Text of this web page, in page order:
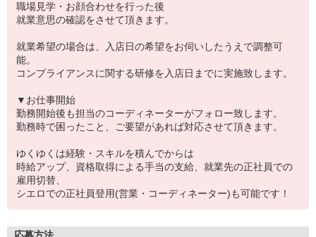
職場見学・お顔合わせを行った後
就業意思の確認をさせて頂きます。
就業希望の場合は、入店日の希望をお伺いしたうえで調整可
能。
コンプライアンスに関する研修を入店日までに実施致します。
▼お仕事開始
勤務開始後も担当のコーディネーターがフォロー致します。
勤務時で困ったこと、ご要望があれば対応させて頂きます。
ゆくゆくは経験・スキルを積んでからは
時給アップ、資格取得による手当の支給、就業先の正社員での
雇用切替、
シエロでの正社員登用(営業・コーディネーター)も可能です！